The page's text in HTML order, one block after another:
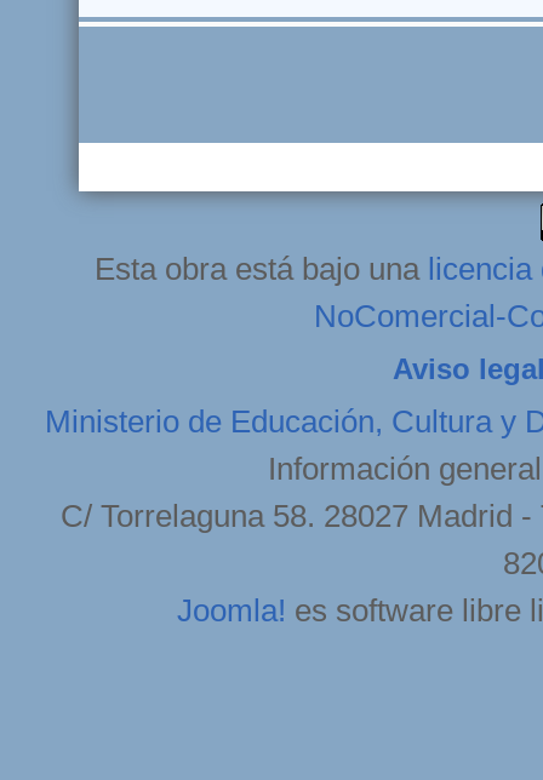
Esta obra está bajo una licencia
NoComercial-
Aviso
Ministerio de Educación, Cultura y
Información
C/ Torrelaguna 58. 28027 Madrid
Joomla! es software libre